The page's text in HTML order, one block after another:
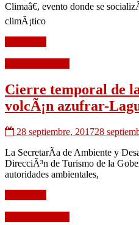
Climaâ€, evento donde se
climÃ¡tico
Cierre temporal de
volcÃ¡n azufrar-
28 septiembre, 201728
La SecretarÃ­a de Ambiente y
DirecciÃ³n de Turismo de la
autoridades ambientales,